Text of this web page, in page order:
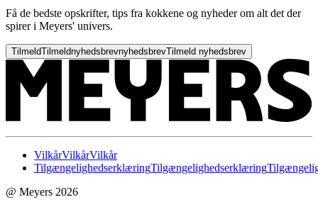
Få de bedste opskrifter, tips fra kokkene og nyheder om alt det der
spirer i Meyers' univers.
TilmeldTilmeldnyhedsbrevnyhedsbrevTilmeld nyhedsbrev
VilkårVilkårVilkår
TilgængelighedserklæringTilgængelighedserklæring
@ Meyers 2026